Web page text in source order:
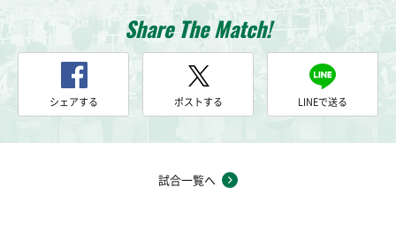
Share The Match!
シェアする ポストする LINEで送る
試合一覧へ